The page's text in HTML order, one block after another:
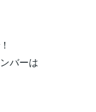
ーは